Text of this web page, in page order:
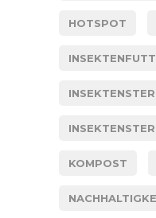
HOTSPOT
KOMPOST